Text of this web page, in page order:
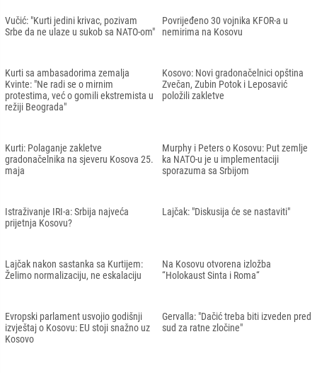
Vučić: "Kurti jedini krivac, pozivam
Srbe da ne ulaze u sukob sa NATO-om"
Povrijeđeno 30 vojnika KFOR-a u
nemirima na Kosovu
Kurti sa ambasadorima zemalja
Kvinte: "Ne radi se o mirnim
protestima, već o gomili ekstremista u
režiji Beograda"
Kosovo: Novi gradonačelnici opština
Zvečan, Zubin Potok i Leposavić
položili zakletve
Kurti: Polaganje zakletve
gradonačelnika na sjeveru Kosova 25.
maja
Murphy i Peters o Kosovu: Put zemlje
ka NATO-u je u implementaciji
sporazuma sa Srbijom
Istraživanje IRI-a: Srbija najveća
prijetnja Kosovu?
Lajčak: "Diskusija će se nastaviti"
Lajčak nakon sastanka sa Kurtijem:
Želimo normalizaciju, ne eskalaciju
Na Kosovu otvorena izložba
“Holokaust Sinta i Roma“
Evropski parlament usvojio godišnji
izvještaj o Kosovu: EU stoji snažno uz
Kosovo
Gervalla: "Dačić treba biti izveden pred
sud za ratne zločine"